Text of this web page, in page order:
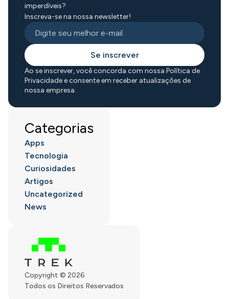
Copyright © 2026
Todos os Direitos Reservados
imperdíveis?
Inscreva-se na nossa newsletter!
Se inscrever
Ao se inscrever, você concorda com nossa Política de
Privacidade e consente em receber atualizações de
nossa empresa.
Categorias
Apps
Tecnologia
Curiosidades
Artigos
Uncategorized
News